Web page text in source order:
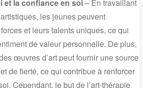
et la confiance en soi– En travaillant
les jeunes peuvent
et leurs talents uniques, ce qui
de valeur personnelle. De plus,
œuvres d’art peut fournir une source
de fierté, ce qui contribue à renforcer
Cependant, le but de l’art-thérapie